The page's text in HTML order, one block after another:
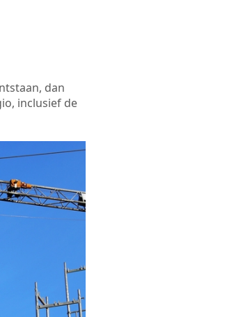
dan
inclusief de